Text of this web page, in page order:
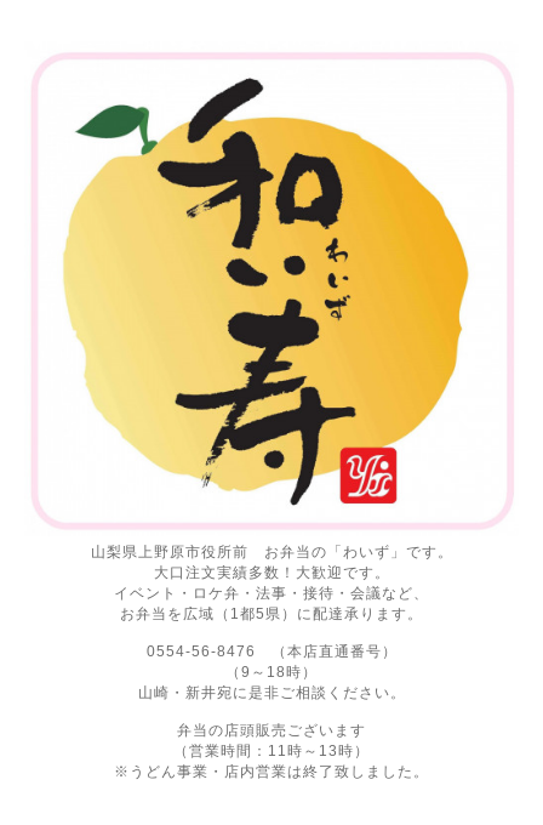
山梨県上野原市役所前 お弁当の「わいず」です。
大口注文実績多数！大歓迎です。
イベント・ロケ弁・法事・接待・会議など、
お弁当を広域（1都5県）に配達承ります。
0554-56-8476 （本店直通番号）
（9～18時）
山崎・新井宛に是非ご相談ください。
弁当の店頭販売ございます
（営業時間：11時～13時）
※うどん事業・店内営業は終了致しました。